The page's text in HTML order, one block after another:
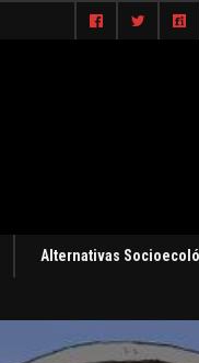
Alternativas